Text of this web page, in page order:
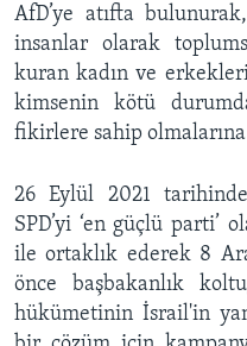
AfD’ye atıfta
insanlar olarak
kuran kadın ve
kimsenin kötü
fikirlere sahip
26 Eylül 2021
SPD’yi ‘en güçlü parti’
ile ortaklık ederek 8
önce başbakanlık
hükümetinin İsrail'in